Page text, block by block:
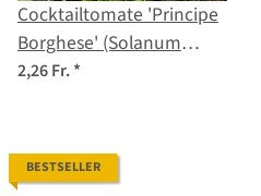
Cocktailtomate 'Principe
Borghese' (Solanum
lycopersicum) Samen
2,26 Fr.*
BESTSELLER